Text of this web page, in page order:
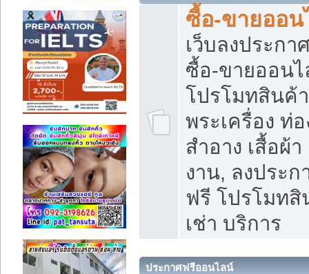
ซื้อ-ขายออน
เว็บลงประก
ซื้อ-ขายออน
โปรโมทสินค้
พระเครื่อง ท่อ
สำอาง เสื้อผ้
งาน, ลงประ
ฟรี โปรโมท
เช่า บริการ
ประกาศฟรีออนไลน์